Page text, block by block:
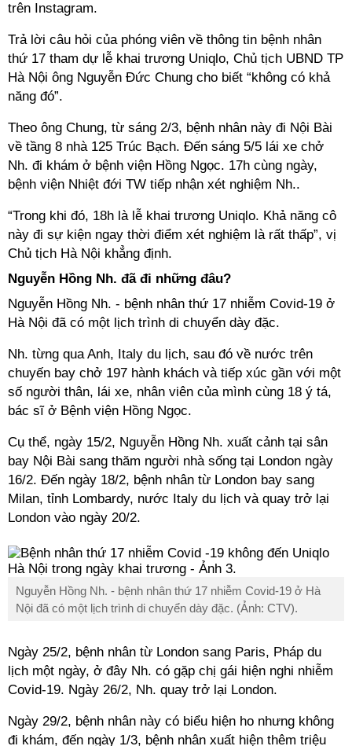
trên Instagram.
Trả lời câu hỏi của phóng viên về thông tin bệnh nhân
thứ 17 tham dự lễ khai trương Uniqlo, Chủ tịch UBND TP
Hà Nội ông Nguyễn Đức Chung cho biết “không có khả
năng đó”.
Theo ông Chung, từ sáng 2/3, bệnh nhân này đi Nội Bài
về tầng 8 nhà 125 Trúc Bạch. Đến sáng 5/5 lái xe chở
Nh. đi khám ở bệnh viện Hồng Ngọc. 17h cùng ngày,
bệnh viện Nhiệt đới TW tiếp nhận xét nghiệm Nh..
“Trong khi đó, 18h là lễ khai trương Uniqlo. Khả năng cô
này đi sự kiện ngay thời điểm xét nghiệm là rất thấp”, vị
Chủ tịch Hà Nội khẳng định.
Nguyễn Hồng Nh. đã đi những đâu?
Nguyễn Hồng Nh. - bệnh nhân thứ 17 nhiễm Covid-19 ở
Hà Nội đã có một lịch trình di chuyển dày đặc.
Nh. từng qua Anh, Italy du lịch, sau đó về nước trên
chuyến bay chở 197 hành khách và tiếp xúc gần với một
số người thân, lái xe, nhân viên của mình cùng 18 ý tá,
bác sĩ ở Bệnh viện Hồng Ngọc.
Cụ thể, ngày 15/2, Nguyễn Hồng Nh. xuất cảnh tại sân
bay Nội Bài sang thăm người nhà sống tại London ngày
16/2. Đến ngày 18/2, bệnh nhân từ London bay sang
Milan, tỉnh Lombardy, nước Italy du lịch và quay trở lại
London vào ngày 20/2.
Nguyễn Hồng Nh. - bệnh nhân thứ 17 nhiễm Covid-19 ở Hà
Nội đã có một lịch trình di chuyển dày đặc. (Ảnh: CTV).
Ngày 25/2, bệnh nhân từ London sang Paris, Pháp du
lịch một ngày, ở đây Nh. có gặp chị gái hiện nghi nhiễm
Covid-19. Ngày 26/2, Nh. quay trở lại London.
Ngày 29/2, bệnh nhân này có biểu hiện ho nhưng không
đi khám, đến ngày 1/3, bệnh nhân xuất hiện thêm triệu